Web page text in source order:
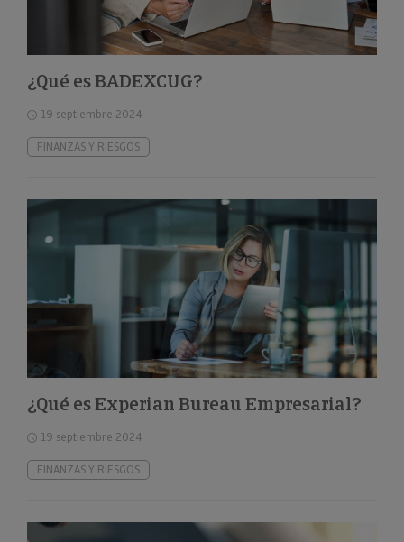
¿Qué es BADEXCUG?
19 septiembre 2024
FINANZAS Y RIESGOS
¿Qué es Experian Bureau Empresarial?
19 septiembre 2024
FINANZAS Y RIESGOS